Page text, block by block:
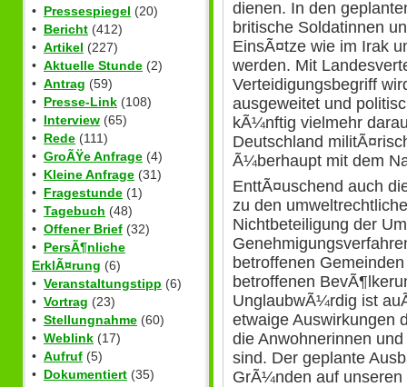
• Pressespiegel (20)
• Bericht (412)
• Artikel (227)
• Aktuelle Stunde (2)
• Antrag (59)
• Presse-Link (108)
• Interview (65)
• Rede (111)
• GroÃŸe Anfrage (4)
• Kleine Anfrage (31)
• Fragestunde (1)
• Tagebuch (48)
• Offener Brief (32)
• PersÃ¶nliche
ErklÃ¤rung (6)
• Veranstaltungstipp (6)
• Vortrag (23)
• Stellungnahme (60)
• Weblink (17)
• Aufruf (5)
• Dokumentiert (35)
dienen. In den
britische Soldatinnen
EinsÃ¤tze wie im Irak
werden. Mit
Verteidigungsbegriff
ausgeweitet und
kÃ¼nftig vielmehr
Deutschland
Ã¼berhaupt mit dem
EnttÃ¤uschend auch
zu den
Nichtbeteiligung der
betroffenen
betroffenen
UnglaubwÃ¼rdig ist
etwaige Auswirkungen
die Anwohnerinnen
sind. Der geplante
GrÃ¼nden auf